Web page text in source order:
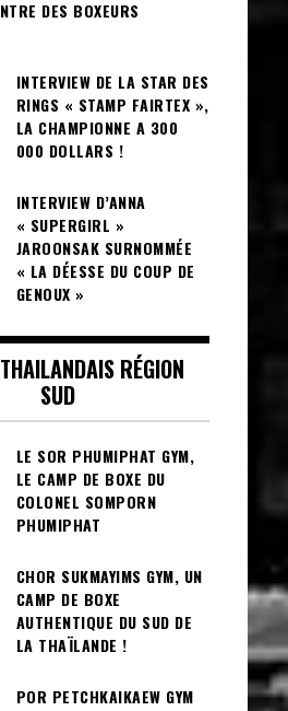
DES BOXEURS
INTERVIEW DE LA STAR DES
RINGS « STAMP FAIRTEX »,
LA CHAMPIONNE A 300
000 DOLLARS !
INTERVIEW D’ANNA
« SUPERGIRL »
JAROONSAK SURNOMMÉE
« LA DÉESSE DU COUP DE
GENOUX »
RÉGION
SUD
LE SOR PHUMIPHAT GYM,
LE CAMP DE BOXE DU
COLONEL SOMPORN
PHUMIPHAT
CHOR SUKMAYIMS GYM, UN
CAMP DE BOXE
AUTHENTIQUE DU SUD DE
LA THAÏLANDE !
POR PETCHKAIKAEW GYM